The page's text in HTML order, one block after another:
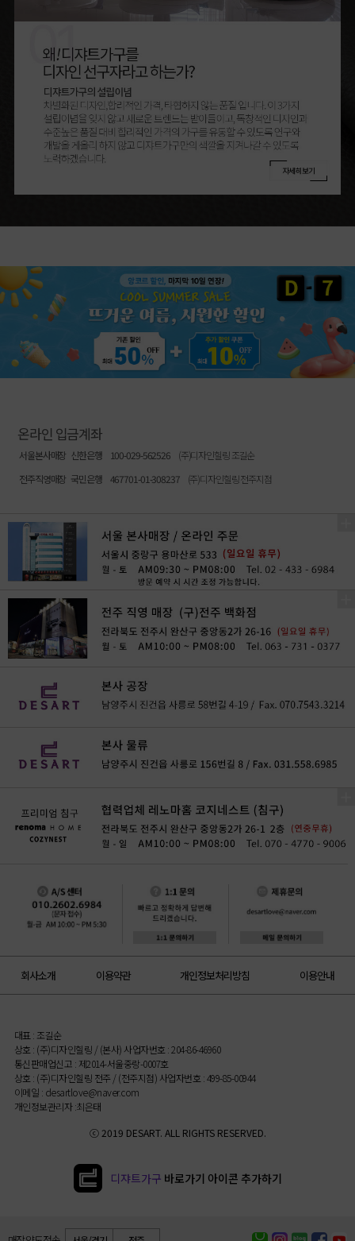
온라인 입금계좌
서울본사매장 신한은행 100-029-562526
(주)디자인힐링 조길순
전주직영매장 국민은행 467701-01-308237 (주)디자인힐링 전주지점
회사소개 이용약관 개인정보처리방침 이용안내
대표 : 조길순
상호 : (주)디자인힐링 / (본사) 사업자번호 : 204-86-46960
통신판매업신고 : 제2014-서울중랑-0007호
상호 : (주)디자인힐링 전주 / (전주지점) 사업자번호 : 499-85-00944
이메일 : desartlove@naver.com
개인정보관리자 :최은태
ⓒ 2019 DESART. ALL RIGHTS RESERVED.
디쟈트가구 바로가기 아이콘 추가하기